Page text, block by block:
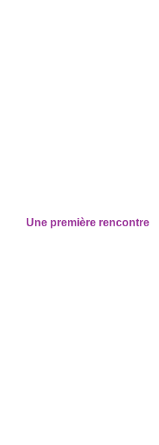
Une première rencontre